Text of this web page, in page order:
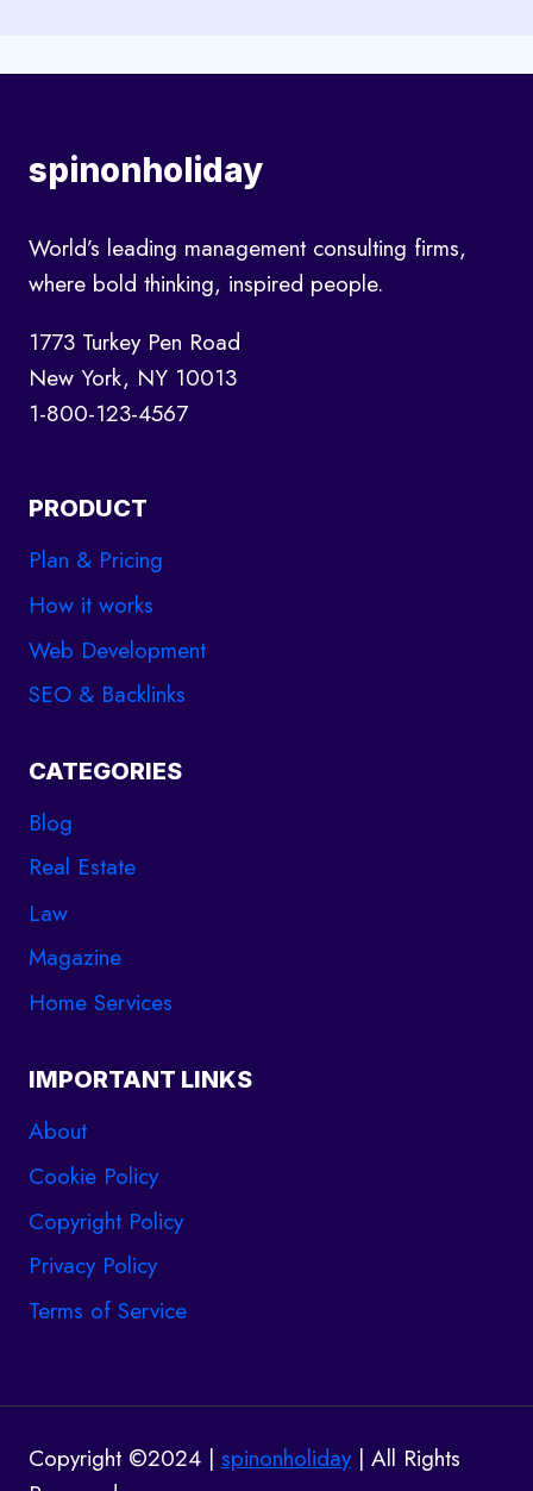
spinonholiday
World’s leading management consulting firms,
where bold thinking, inspired people.
1773 Turkey Pen Road
New York, NY 10013
1-800-123-4567
PRODUCT
Plan & Pricing
How it works
Web Development
SEO & Backlinks
CATEGORIES
Blog
Real Estate
Law
Magazine
Home Services
IMPORTANT LINKS
About
Cookie Policy
Copyright Policy
Privacy Policy
Terms of Service
Copyright ©2024 | spinonholiday| All Rights